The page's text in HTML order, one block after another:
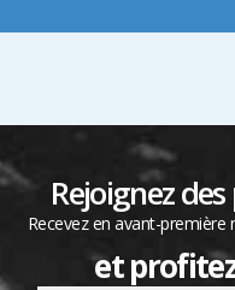
Rejoignez
Recevez en avant-
et